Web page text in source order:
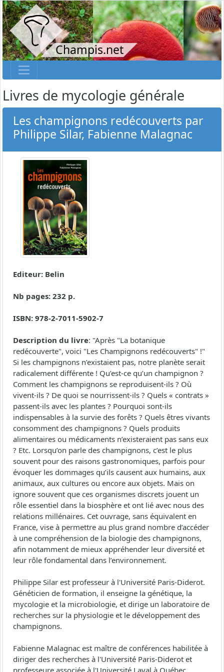
Champis.net
Livres de mycologie générale
Les champignons redécouverts par
Philippe Silar, Fabienne Malagnac
Editeur: Belin
Nb pages: 232 p.
ISBN: 978-2-7011-5902-7
Description du livre: "Après "La botanique
redécouverte", voici "Les Champignons redécouverts" !"
Si les champignons n’existaient pas, notre planète serait
radicalement différente ! Qu’est-ce qu’un champignon ?
Comment les champignons se reproduisent-ils ? Où
vivent-ils ? De quoi se nourrissent-ils ? Quels « contrats »
passent-ils avec les plantes ? Pourquoi sont-ils
indispensables à la survie des forêts ? Quels êtres vivants
consomment des champignons ? Quels produits
alimentaires ou médicaments n’existeraient pas sans eux
? Etc. Lorsqu’on parle des champignons, c’est le plus
souvent pour des raisons gastronomiques, parfois pour
évoquer les dommages qu’ils causent aux humains, aux
animaux, aux cultures ou encore aux objets. Mais on
ignore souvent que ces organismes discrets jouent un
rôle essentiel dans la biosphère et ont lié avec nous des
relations millénaires. Cet ouvrage, sans équivalent en
France, vise à permettre au plus grand nombre d’accéder
à une compréhension de la biologie des champignons,
afin notamment de mieux appréhender leur diversité et
leur rôle fondamental dans l’environnement.
Philippe Silar est professeur à l'Université Paris-Diderot.
Généticien de formation, il enseigne la génétique, la
mycologie et la microbiologie, et dirige un laboratoire de
recherches sur la physiologie et le développement des
champignons.
Fabienne Malagnac est maître de conférences habilitée à
diriger des recherches à l'Université Paris-Diderot et